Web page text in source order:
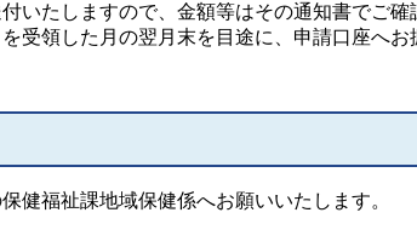
いたしますので、金額等はその通知書でご確
受領した月の翌月末を目途に、申請口座へお
健福祉課地域保健係へお願いいたします。